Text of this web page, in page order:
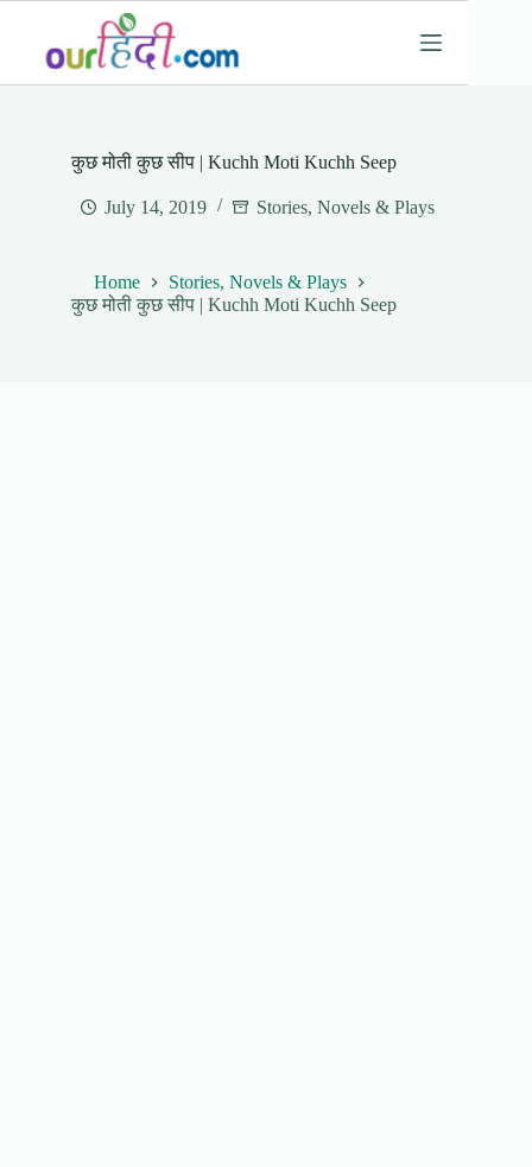
content
कुछ मोती कुछ सीप | Kuchh Moti Kuchh Seep
July 14, 2019 Stories, Novels & Plays
Home
Stories, Novels & Plays
कुछ मोती कुछ सीप | Kuchh Moti Kuchh Seep